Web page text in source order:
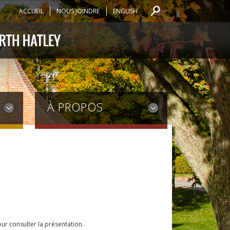
ACCUEIL NOUS JOINDRE ENGLISH
À PROPOS
consulter la présentation.